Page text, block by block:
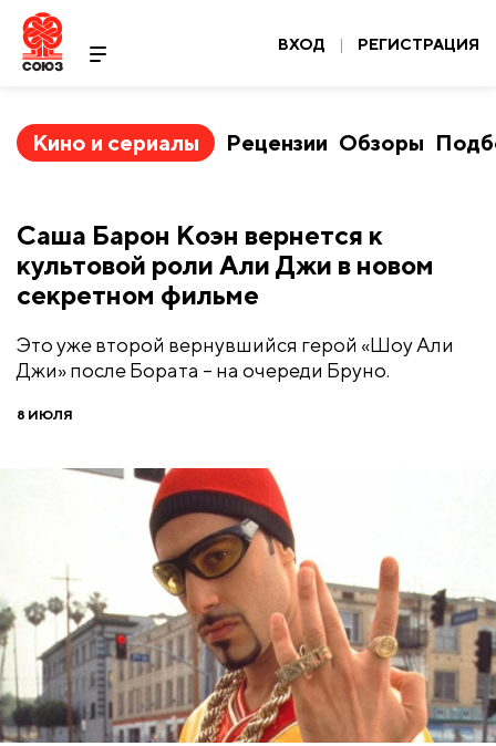
ВХОД | РЕГИСТРАЦИЯ
Кино и сериалы Рецензии Обзоры
Саша Барон Коэн вернется к
культовой роли Али Джи в новом
секретном фильме
Это уже второй вернувшийся герой «Шоу Али
Джи» после Бората – на очереди Бруно.
8 ИЮЛЯ